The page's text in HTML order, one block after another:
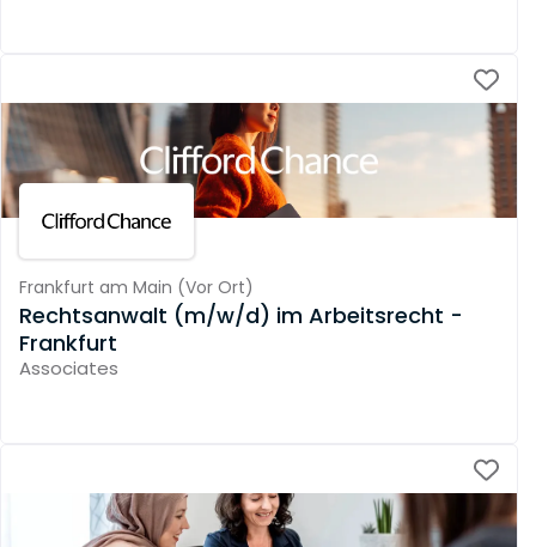
Frankfurt am Main (Vor Ort)
Rechtsanwalt (m/w/d) im Arbeitsrecht -
Frankfurt
Associates